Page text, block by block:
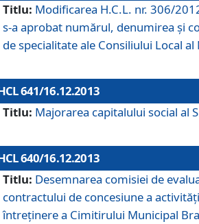
Titlu: Modificarea H.C.L. nr. 306/
s-a aprobat numărul, denumirea şi
de specialitate ale Consiliului Local
641/16.12.2013
Titlu: Majorarea capitalului social al
640/16.12.2013
Titlu: Desemnarea comisiei de
contractului de concesiune a
întreţinere a Cimitirului Municipal